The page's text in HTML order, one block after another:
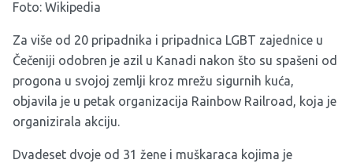
Foto: Wikipedia
Za više od 20 pripadnika i pripadnica LGBT zajednice u
Čečeniji odobren je azil u Kanadi nakon što su spašeni od
progona u svojoj zemlji kroz mrežu sigurnih kuća,
objavila je u petak organizacija Rainbow Railroad, koja je
organizirala akciju.
Dvadeset dvoje od 31 žene i muškaraca kojima je